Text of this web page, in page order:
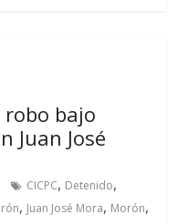
bajo
Juan José
CICPC, Detenido,
, Juan José Mora, Morón,